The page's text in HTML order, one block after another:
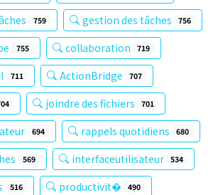
759 gestion des tâches 756
755 collaboration 719
711 ActionBridge 707
joindre des fichiers 701
694 rappels quotidiens 680
569 interfaceutilisateur 534
516 productivit� 490